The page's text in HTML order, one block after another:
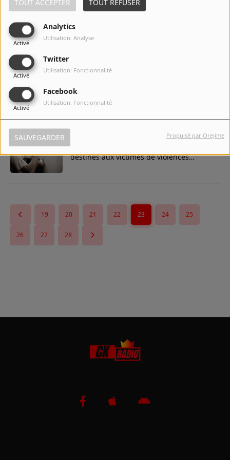
TOUT ACCEPTER TOUT REFUSER
Analytics
Activé
Utilisation: Analyse
Twitter
Activé
Utilisation: Fonctionnalité
Facebook
Activé
Utilisation: Fonctionnalité
SAUVEGARDER Propulsé par Orejime
Le Bad Festival fait son grand retour à
Lodelinsart : Un rendez-vous estival
fêtards.
DOUR FESTIVAL DÉVOILE LE LINE-UP DU
ROCKAMADOUR.
destinés aux victimes de violences
19 20 21 22 23 24 25
26 27 28